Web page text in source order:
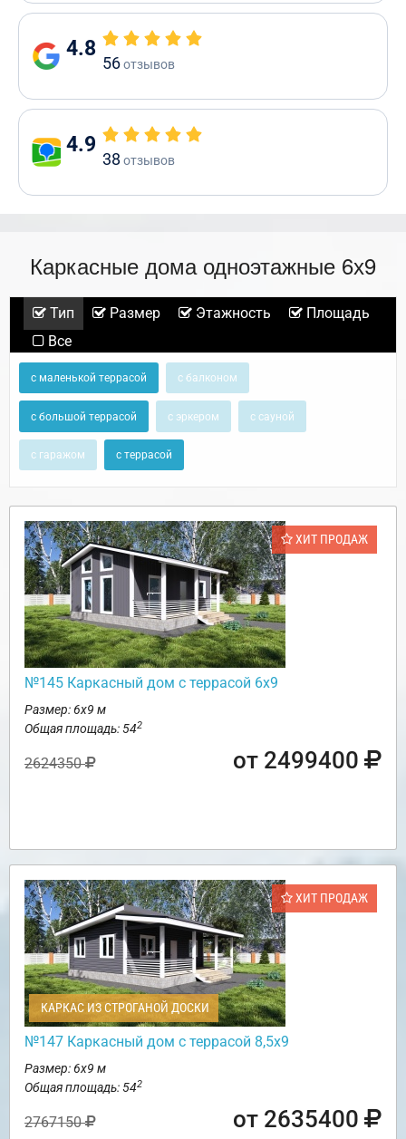
4.8
56отзывов
4.9
38 отзывов
Каркасные дома одноэтажные 6х9
Тип Размер Этажность
Площадь
Все
с маленькой террасой с балконом
с большой террасой с эркером с сауной
с гаражом с террасой
ХИТ ПРОДАЖ
№145 Каркасный дом с террасой 6х9
Размер: 6х9 м
Общая площадь: 542
2624350 от 2499400
ХИТ ПРОДАЖ
КАРКАС ИЗ СТРОГАНОЙ ДОСКИ
№147 Каркасный дом с террасой 8,5х9
Размер: 6х9 м
Общая площадь: 542
2767150 от 2635400